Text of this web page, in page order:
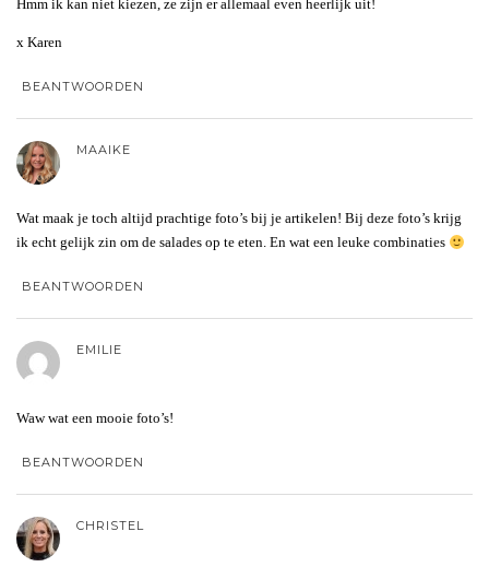
Hmm ik kan niet kiezen, ze zijn er allemaal even heerlijk uit!
x Karen
BEANTWOORDEN
MAAIKE
Wat maak je toch altijd prachtige foto’s bij je artikelen! Bij deze foto’s krijg
ik echt gelijk zin om de salades op te eten. En wat een leuke combinaties
BEANTWOORDEN
EMILIE
Waw wat een mooie foto’s!
BEANTWOORDEN
CHRISTEL